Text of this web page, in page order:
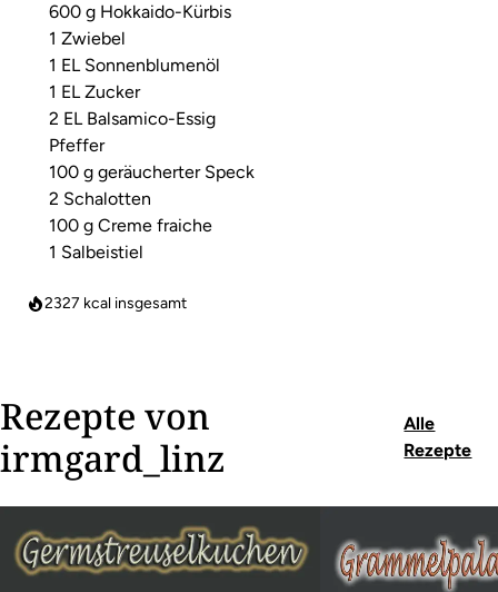
600 g Hokkaido-Kürbis
1 Zwiebel
1 EL Sonnenblumenöl
1 EL Zucker
2 EL Balsamico-Essig
Pfeffer
100 g geräucherter Speck
2 Schalotten
100 g Creme fraiche
1 Salbeistiel
2327 kcal insgesamt
Rezepte von
irmgard_linz
Alle
Rezepte